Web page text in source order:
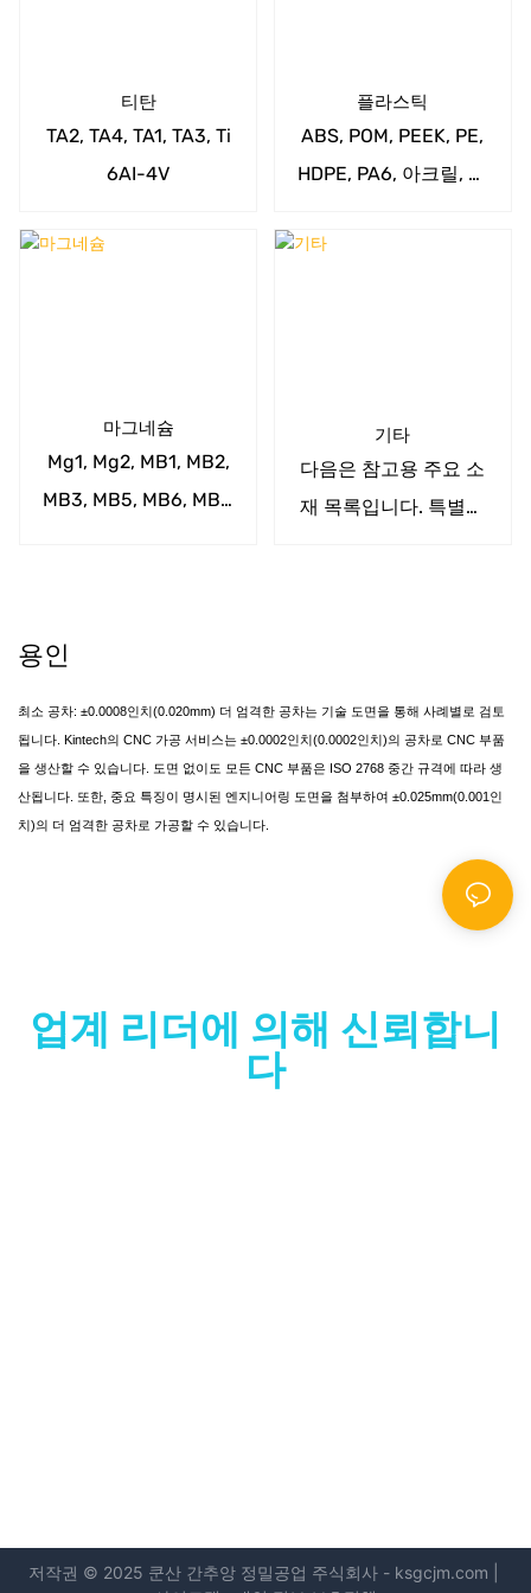
티탄
TA2, TA4, TA1, TA3, Ti
6AI-4V
플라스틱
ABS, POM, PEEK, PE,
HDPE, PA6, 아크릴, 노
PP, PS, PU, ​​PBT, PEI,
마그네슘
Mg1, Mg2, MB1, MB2,
MB3, MB5, MB6, MB7,
기타
다음은 참고용 주요 소
재 목록입니다. 특별한
용인
최소 공차: ±0.0008인치(0.020mm) 더 엄격한 공차는 기술 도면을 통해 사례별로 검토
됩니다. Kintech의 CNC 가공 서비스는 ±0.0002인치(0.0002인치)의 공차로 CNC 부품
을 생산할 수 있습니다. 도면 없이도 모든 CNC 부품은 ISO 2768 중간 규격에 따라 생
산됩니다. 또한, 중요 특징이 명시된 엔지니어링 도면을 첨부하여 ±0.025mm(0.001인
치)의 더 엄격한 공차로 가공할 수 있습니다.
업계 리더에 의해 신뢰합니
다
저작권 © 2025 쿤산 간추앙 정밀공업 주식회사 - ksgcjm.com